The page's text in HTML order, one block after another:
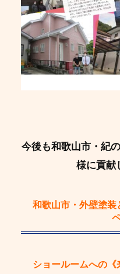
今後も和歌山市・紀
様に貢献
和歌山市・外壁塗装
ショールームへの《